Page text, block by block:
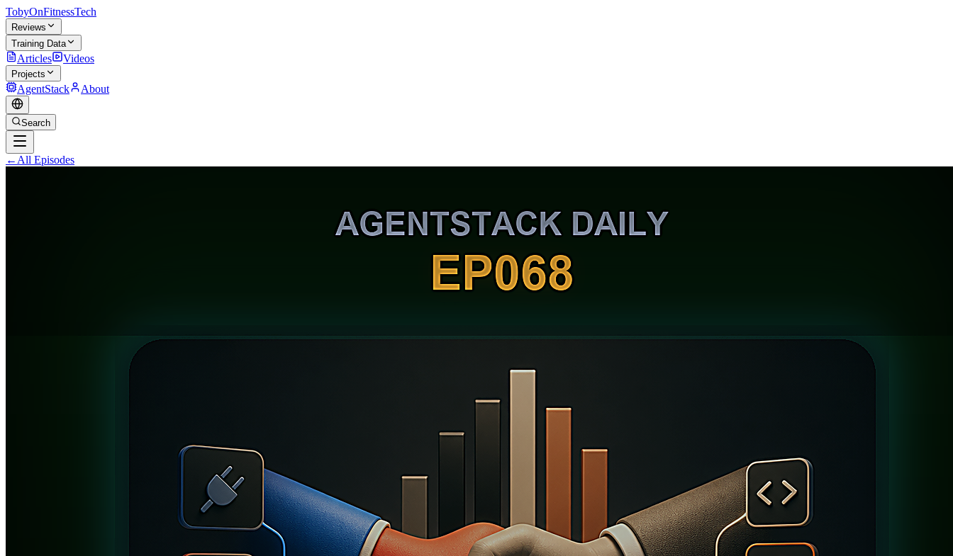
TobyOnFitnessTech
Reviews
Training Data
Articles Videos
Projects
AgentStack About
Search
← All Episodes